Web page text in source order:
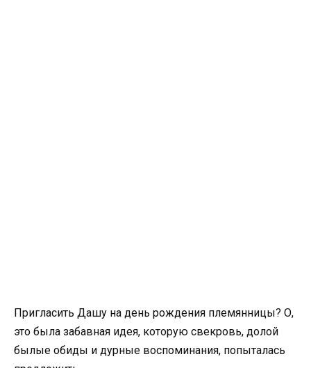
Пригласить Дашу на день рождения племянницы? О,
это была забавная идея, которую свекровь, долой
былые обиды и дурные воспоминания, попыталась